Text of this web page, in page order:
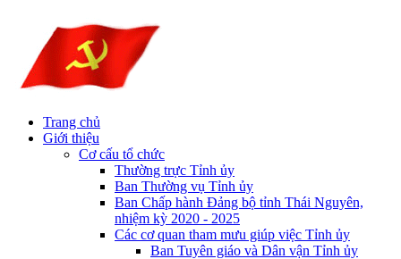
Trang chủ
Giới thiệu
Cơ cấu tổ chức
Thường trực Tỉnh ủy
Ban Thường vụ Tỉnh ủy
Ban Chấp hành Đảng bộ tỉnh Thái Nguyên,
nhiệm kỳ 2020 - 2025
Các cơ quan tham mưu giúp việc Tỉnh ủy
Ban Tuyên giáo và Dân vận Tỉnh ủy